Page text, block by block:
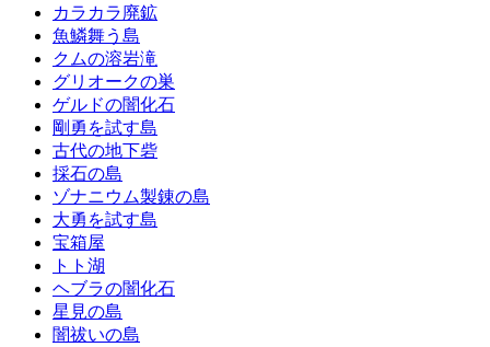
カラカラ廃鉱
魚鱗舞う島
クムの溶岩滝
グリオークの巣
ゲルドの闇化石
剛勇を試す島
古代の地下砦
採石の島
ゾナニウム製錬の島
大勇を試す島
宝箱屋
トト湖
ヘブラの闇化石
星見の島
闇祓いの島